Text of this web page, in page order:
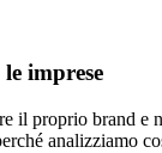
imprese
il proprio brand
analizziamo